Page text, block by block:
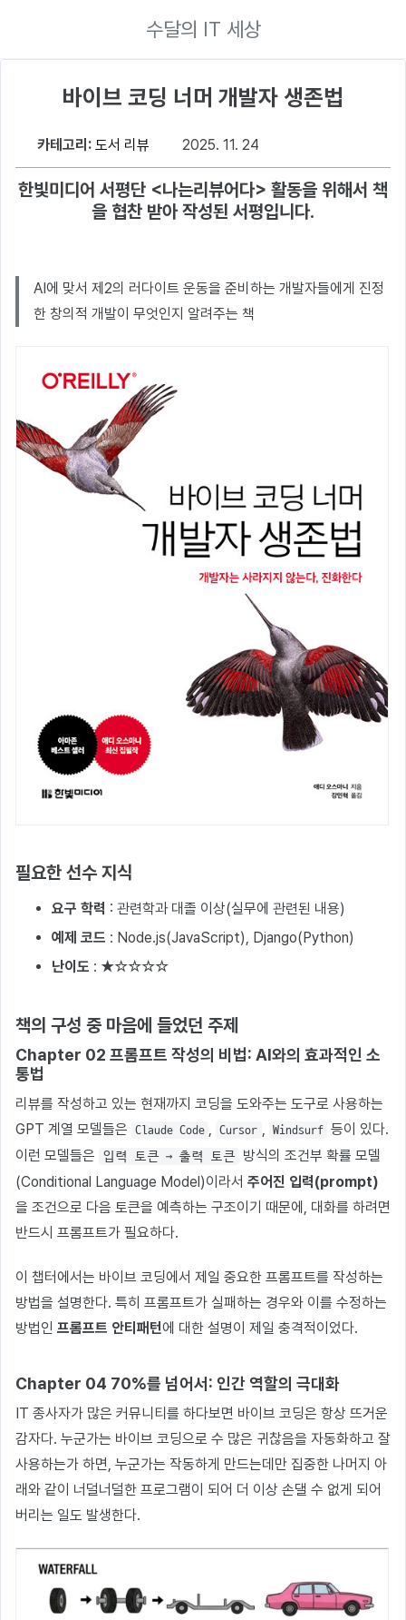
수달의 IT 세상
바이브 코딩 너머 개발자 생존법
카테고리: 도서 리뷰 2025. 11. 24
한빛미디어 서평단 <나는리뷰어다> 활동을 위해서 책
을 협찬 받아 작성된 서평입니다.
AI에 맞서 제2의 러다이트 운동을 준비하는 개발자들에게 진정
한 창의적 개발이 무엇인지 알려주는 책
필요한 선수 지식
요구 학력 : 관련학과 대졸 이상(실무에 관련된 내용)
예제 코드 : Node.js(JavaScript), Django(Python)
난이도 : ★☆☆☆☆
책의 구성 중 마음에 들었던 주제
Chapter 02 프롬프트 작성의 비법: AI와의 효과적인 소
통법
리뷰를 작성하고 있는 현재까지 코딩을 도와주는 도구로 사용하는
GPT 계열 모델들은
Claude Code , Cursor , Windsurf 등이 있다.
이런 모델들은
입력 토큰 → 출력 토큰
방식의 조건부 확률 모델
(Conditional Language Model)이라서 주어진 입력(prompt)
을 조건으로 다음 토큰을 예측하는 구조이기 때문에, 대화를 하려면
반드시 프롬프트가 필요하다.
이 챕터에서는 바이브 코딩에서 제일 중요한 프롬프트를 작성하는
방법을 설명한다. 특히 프롬프트가 실패하는 경우와 이를 수정하는
방법인 프롬프트 안티패턴에 대한 설명이 제일 충격적이었다.
Chapter 04 70%를 넘어서: 인간 역할의 극대화
IT 종사자가 많은 커뮤니티를 하다보면 바이브 코딩은 항상 뜨거운
감자다. 누군가는 바이브 코딩으로 수 많은 귀찮음을 자동화하고 잘
사용하는가 하면, 누군가는 작동하게 만드는데만 집중한 나머지 아
래와 같이 너덜너덜한 프로그램이 되어 더 이상 손댈 수 없게 되어
버리는 일도 발생한다.